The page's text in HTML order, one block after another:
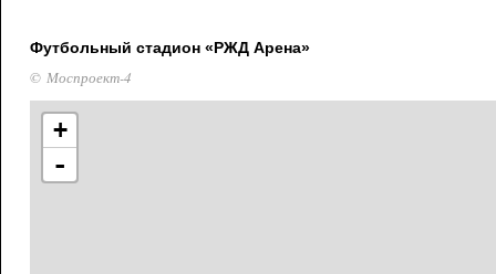
Футбольный стадион «РЖД Арена»
© Моспроект-4
+
-